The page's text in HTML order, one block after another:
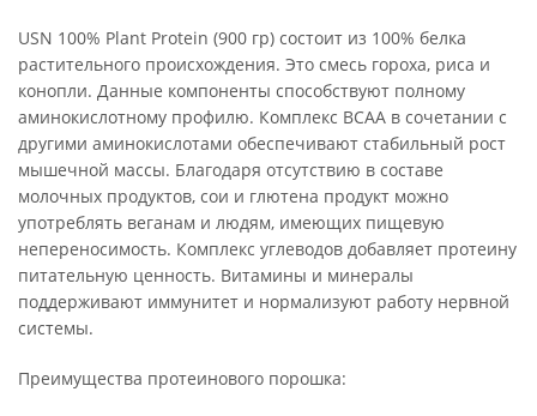
USN 100% Plant Protein (900 гр) состоит из 100% белка
растительного происхождения. Это смесь гороха, риса и
конопли. Данные компоненты способствуют полному
аминокислотному профилю. Комплекс BCAA в сочетании с
другими аминокислотами обеспечивают стабильный рост
мышечной массы. Благодаря отсутствию в составе
молочных продуктов, сои и глютена продукт можно
употреблять веганам и людям, имеющих пищевую
непереносимость. Комплекс углеводов добавляет протеину
питательную ценность. Витамины и минералы
поддерживают иммунитет и нормализуют работу нервной
системы.
Преимущества протеинового порошка: